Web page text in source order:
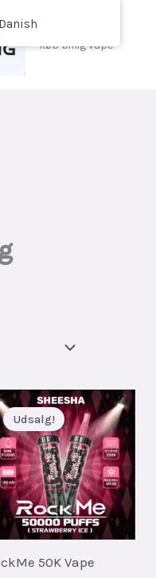
køb billig vape
Udsalg!
50K Vape
Danish